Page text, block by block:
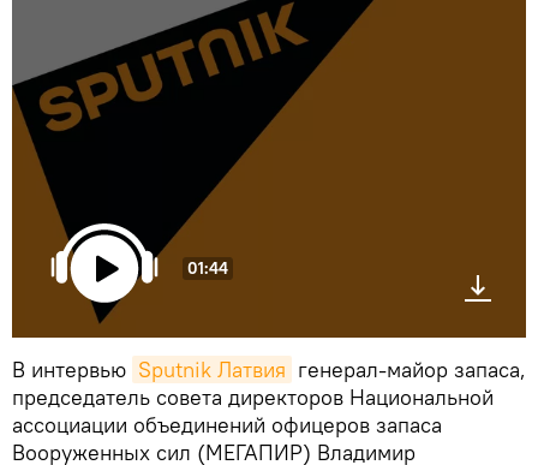
01:44
В интервью Sputnik Латвия генерал-майор запаса,
председатель совета директоров Национальной
ассоциации объединений офицеров запаса
Вооруженных сил (МЕГАПИР) Владимир